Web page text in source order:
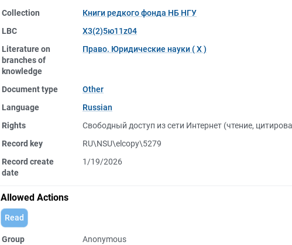
Collection
Книги редкого фонда НБ НГУ
LBC
Х3(2)5ю11z04
Literature on
branches of
knowledge
Право. Юридические науки ( Х )
Document type
Other
Language
Russian
Rights
Свободный доступ из сети Интернет (чтение,
Record key
RU\NSU\elcopy\5279
Record create
date
1/19/2026
Allowed Actions
Read
Group
Anonymous